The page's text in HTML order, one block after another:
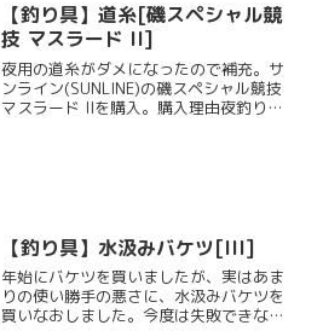
【釣り具】道糸[磯スペシャル競
技 マスラード II]
夜用の道糸がダメになったので補充。サ
ンライン(SUNLINE)の磯スペシャル競技
マスラード IIを購入。購入理由夜釣り用
【釣り具】水汲みバケツ[III]
年始にバケツを買いましたが、実はあま
りの使い勝手の悪さに、水汲みバケツを
買いなおしました。今度は失敗できない